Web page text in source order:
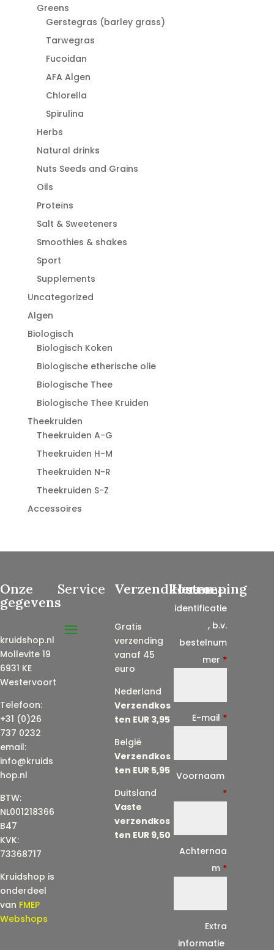
Greens
Gerstegras (barley grass)
Tarwegras
Fucoidan
AFA Algen
Chlorella
Spirulina
Herbs
Natural drinks
Nuts Seeds and Grains
Oils
Proteïns
Salt & Sweeteners
Smoothies & shakes
Sport
Supplements
Uncategorized
Algen
Biologisch
Biologisch Koken
Biologische etherische olie
Biologische Thee
Biologische Thee Kruiden
Theekruiden
Theekruiden A-G
Theekruiden H-M
Theekruiden N-R
Theekruiden S-Z
Accessoires
Onze
gegevens
kruidshop.nl
Mollevite 19
6931 KE
Westervoort
Telefoon:
+31 (0)26
737 0232
email:
info@kruids
hop.nl
BTW:
NL001218366
B47
KVK:
73368717
Kruidshop is
onderdeel
van FMEP
Webshops
Service Verzendkosten
Gratis
verzending
vanaf 45
euro
Nederland
Verzendkos
ten EUR 3,95
België
Verzendkos
ten EUR 5,95
Duitsland
Vaste
verzendkos
ten EUR 9,50
Herroeping
Contract
identificatie
, b.v.
bestelnum
mer *
E-mail *
Voornaam
*
Achternaa
m *
Extra
informatie